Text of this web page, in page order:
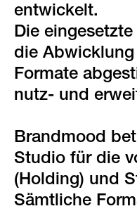
entwickelt.
Die
die
Formate
nutz- und
Brandmood
Studio für die
(Holding) und
Sämtliche